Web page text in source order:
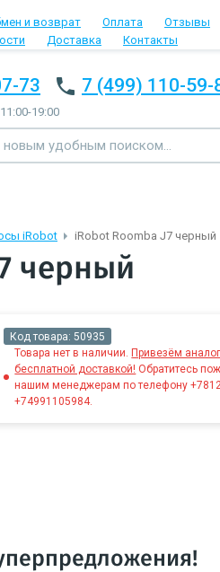
и возврат Оплата Отзывы
Доставка Контакты
73 7 (499) 110-59-
19:00
iRobot iRobot Roomba J7 черный
черный
Код товара: 50935
Товара нет в наличии. Привезём
бесплатной доставкой! Обратитесь
нашим менеджерам по телефону
+74991105984.